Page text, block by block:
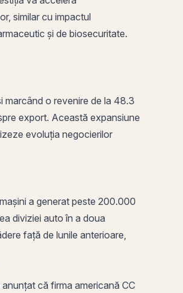
similar cu impactul
și de biosecuritate.
marcând o revenire de la 48.3
export. Această expansiune
evoluția negocierilor
a generat peste 200.000
diviziei auto în a doua
față de lunile anterioare,
că firma americană CC